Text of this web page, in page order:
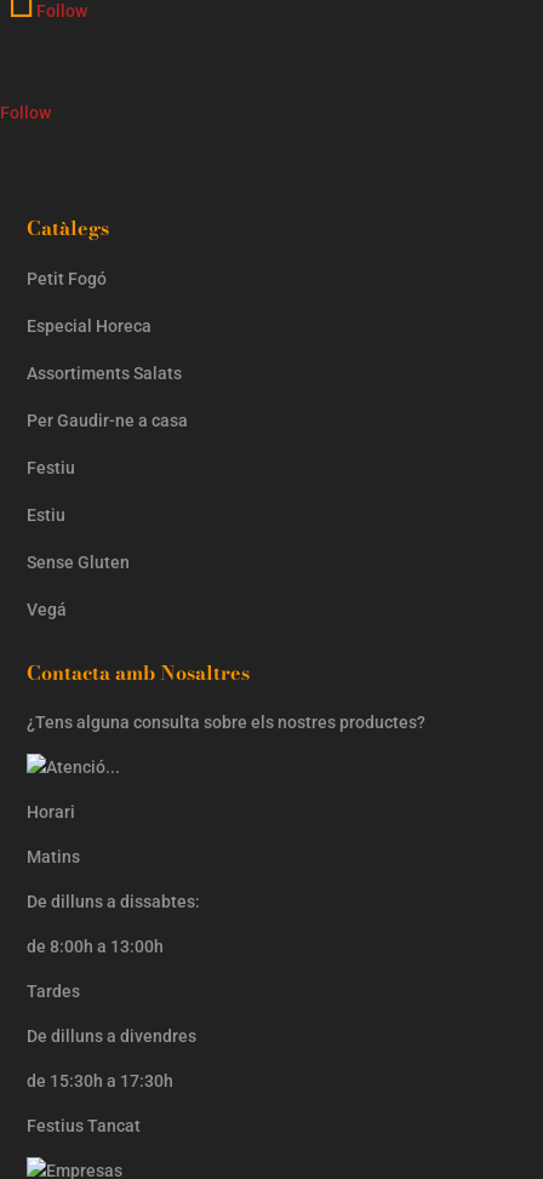
Follow
Follow
Catàlegs
Petit Fogó
Especial Horeca
Assortiments Salats
Per Gaudir-ne a casa
Festiu
Estiu
Sense Gluten
Vegá
Contacta amb Nosaltres
¿Tens alguna consulta sobre els nostres productes?
Horari
Matins
De dilluns a dissabtes:
de 8:00h a 13:00h
Tardes
De dilluns a divendres
de 15:30h a 17:30h
Festius Tancat